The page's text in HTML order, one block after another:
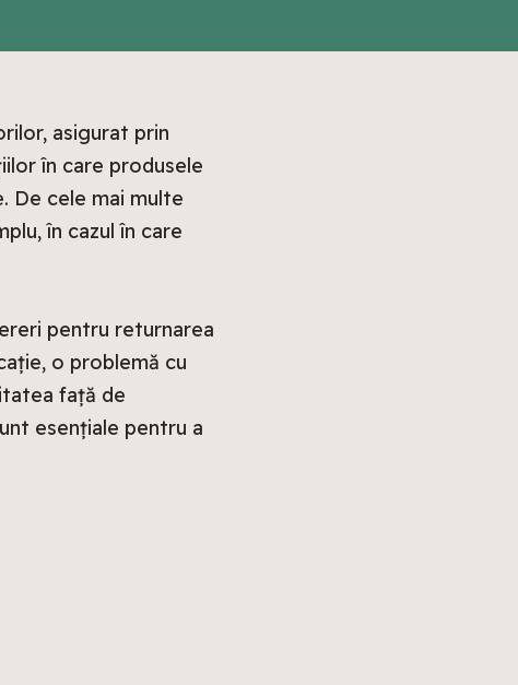
asigurat prin
în care produsele
De cele mai multe
în cazul în care
pentru returnarea
o problemă cu
față de
esențiale pentru a